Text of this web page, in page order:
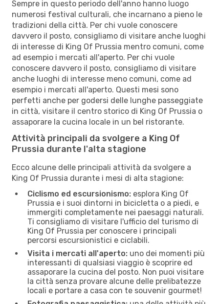
Sempre in questo periodo dell'anno hanno luogo
numerosi festival culturali, che incarnano a pieno le
tradizioni della città. Per chi vuole conoscere
davvero il posto, consigliamo di visitare anche luoghi
di interesse di King Of Prussia mentro comuni, come
ad esempio i mercati all'aperto. Per chi vuole
conoscere davvero il posto, consigliamo di visitare
anche luoghi di interesse meno comuni, come ad
esempio i mercati all'aperto. Questi mesi sono
perfetti anche per godersi delle lunghe passeggiate
in città, visitare il centro storico di King Of Prussia o
assaporare la cucina locale in un bel ristorante.
Attività principali da svolgere a King Of
Prussia durante l'alta stagione
Ecco alcune delle principali attività da svolgere a
King Of Prussia durante i mesi di alta stagione:
Ciclismo ed escursionismo: esplora King Of
Prussia e i suoi dintorni in bicicletta o a piedi, e
immergiti completamente nei paesaggi naturali.
Ti consigliamo di visitare l'ufficio del turismo di
King Of Prussia per conoscere i principali
percorsi escursionistici e ciclabili.
Visita i mercati all'aperto: uno dei momenti più
interessanti di qualsiasi viaggio è scoprire ed
assaporare la cucina del posto. Non puoi visitare
la città senza provare alcune delle prelibatezze
locali e portare a casa con te souvenir gourmet!